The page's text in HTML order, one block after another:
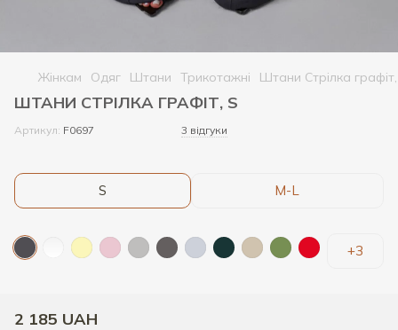
Жінкам Одяг Штани Трикотажні Штани Стрілка
ШТАНИ СТРІЛКА ГРАФІТ, S
Артикул: F0697 3 відгуки
S M-L
+3
2 185 UAH